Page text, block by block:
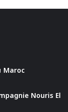
Maroc
Nouris El